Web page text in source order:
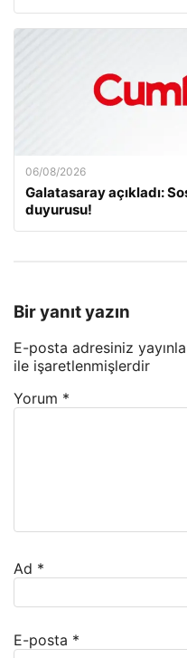
06/08/2026
Galatasaray açıkladı:
duyurusu!
Bir yanıt yazın
E-posta adresiniz
ile işaretlenmişlerdir
Yorum *
Ad *
E-posta *